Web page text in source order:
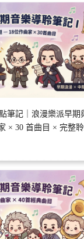
筆記｜浪漫樂派早期
× 30 首曲目 × 完整